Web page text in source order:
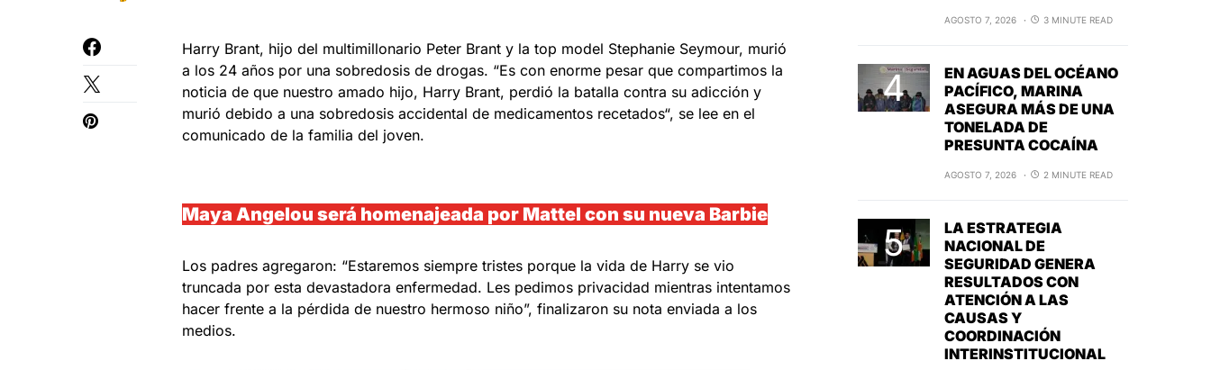
Harry Brant, hijo del multimillonario Peter Brant y la top model Stephanie Seymour, murió
a los 24 años por una sobredosis de drogas. “Es con enorme pesar que compartimos la
noticia de que nuestro amado hijo, Harry Brant, perdió la batalla contra su adicción y
murió debido a una sobredosis accidental de medicamentos recetados“, se lee en el
comunicado de la familia del joven.
Maya Angelou será homenajeada por Mattel con su nueva Barbie
Los padres agregaron: “Estaremos siempre tristes porque la vida de Harry se vio
truncada por esta devastadora enfermedad. Les pedimos privacidad mientras intentamos
hacer frente a la pérdida de nuestro hermoso niño”, finalizaron su nota enviada a los
medios.
AGOSTO 7, 2026 3 MINUTE READ
EN AGUAS DEL OCÉANO
PACÍFICO, MARINA
ASEGURA MÁS DE UNA
TONELADA DE
PRESUNTA COCAÍNA
AGOSTO 7, 2026 2 MINUTE READ
LA ESTRATEGIA
NACIONAL DE
SEGURIDAD GENERA
RESULTADOS CON
ATENCIÓN A LAS
CAUSAS Y
COORDINACIÓN
INTERINSTITUCIONAL